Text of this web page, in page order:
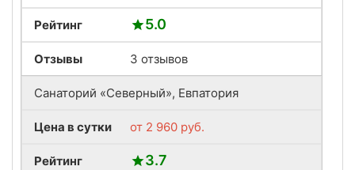
Рейтинг 5.0
Отзывы 3 отзывов
Санаторий «Северный», Евпатория
Цена в сутки от 2 960 руб.
Рейтинг 3.7